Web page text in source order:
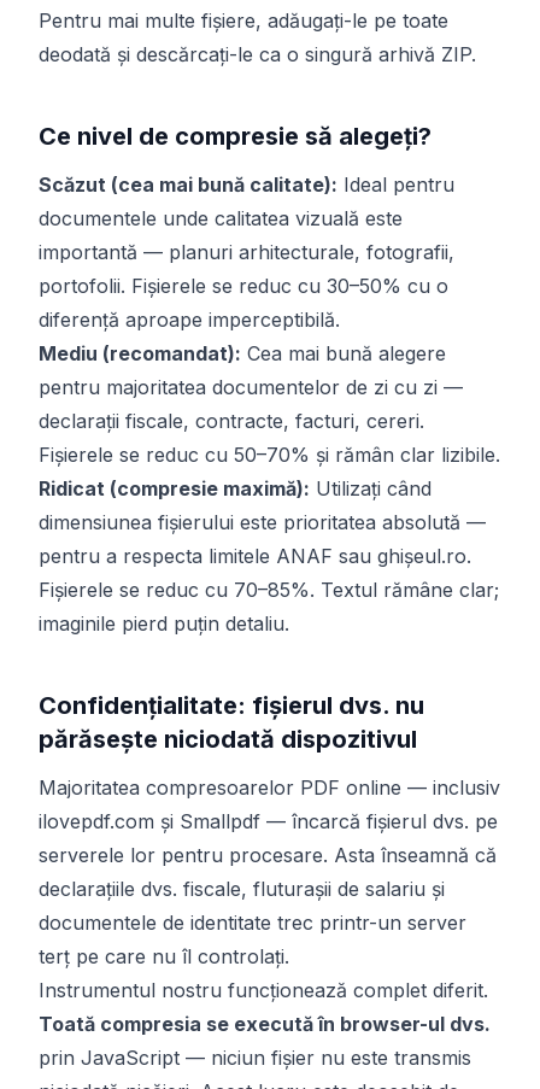
Pentru mai multe fișiere, adăugați-le pe toate
deodată și descărcați-le ca o singură arhivă ZIP.
Ce nivel de compresie să alegeți?
Scăzut (cea mai bună calitate): Ideal pentru
documentele unde calitatea vizuală este
importantă — planuri arhitecturale, fotografii,
portofolii. Fișierele se reduc cu 30–50% cu o
diferență aproape imperceptibilă.
Mediu (recomandat): Cea mai bună alegere
pentru majoritatea documentelor de zi cu zi —
declarații fiscale, contracte, facturi, cereri.
Fișierele se reduc cu 50–70% și rămân clar lizibile.
Ridicat (compresie maximă): Utilizați când
dimensiunea fișierului este prioritatea absolută —
pentru a respecta limitele ANAF sau ghișeul.ro.
Fișierele se reduc cu 70–85%. Textul rămâne clar;
imaginile pierd puțin detaliu.
Confidențialitate: fișierul dvs. nu
părăsește niciodată dispozitivul
Majoritatea compresoarelor PDF online — inclusiv
ilovepdf.com și Smallpdf — încarcă fișierul dvs. pe
serverele lor pentru procesare. Asta înseamnă că
declarațiile dvs. fiscale, fluturaşii de salariu și
documentele de identitate trec printr-un server
terț pe care nu îl controlați.
Instrumentul nostru funcționează complet diferit.
Toată compresia se execută în browser-ul dvs.
prin JavaScript — niciun fișier nu este transmis